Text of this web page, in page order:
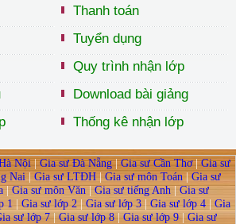
Thanh toán
Tuyển dụng
Quy trình nhận lớp
Download bài giảng
Thống kê nhận lớp
Nội|Gia sư Đà Nẵng|Gia sư Cần Thơ|Gia sư
Nai | Gia sư LTĐH | Gia sư môn Toán | Gia sư
|Gia sư môn Văn|Gia sư tiếng Anh|Gia sư
1 | Gia sư lớp 2 | Gia sư lớp 3 | Gia sư lớp 4 | Gia
sư lớp 7|Gia sư lớp 8|Gia sư lớp 9|Gia sư